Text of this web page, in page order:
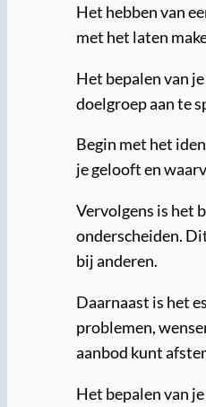
Het hebben van
met het laten
Het bepalen van
doelgroep aan te
Begin met het
je gelooft en
Vervolgens is het
onderscheiden.
bij anderen.
Daarnaast is het
problemen,
aanbod kunt
Het bepalen van